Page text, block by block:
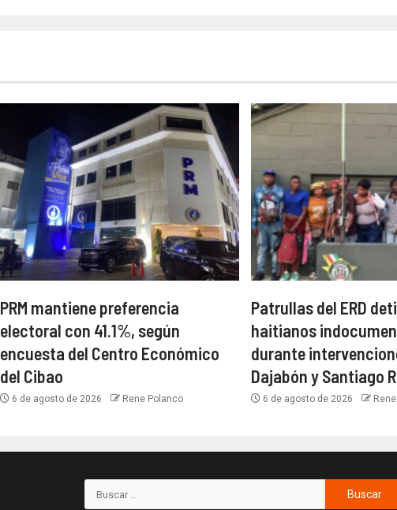
PRM mantiene preferencia
electoral con 41.1%, según
encuesta del Centro Económico
del Cibao
6 de agosto de 2026 Rene Polanco
Patrullas del ERD
haitianos
durante
Dajabón y Santiago
6 de agosto de 2026